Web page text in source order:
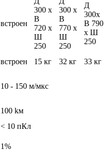
встроен
300 x
В
720 x
Ш
250
300 x
В
770 x
Ш
250
Д
300x
В 790
x Ш
250
встроен 15 кг 32 кг
33 кг
10 - 150 м/мкс
100 kм
< 10 пКл
1%